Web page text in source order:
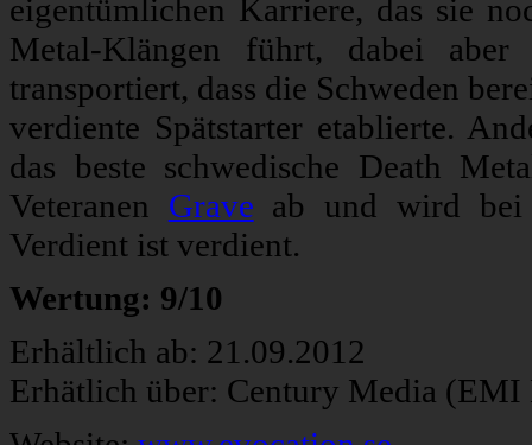
eigentümlichen Karriere, das sie
Metal-Klängen führt, dabei
transportiert, dass die Schweden
verdiente Spätstarter etablierte.
das beste schwedische Death
Veteranen Grave ab und wird bei
Verdient ist verdient.
Wertung: 9/10
Erhältlich ab: 21.09.2012
Erhätlich über: Century Media (EMI